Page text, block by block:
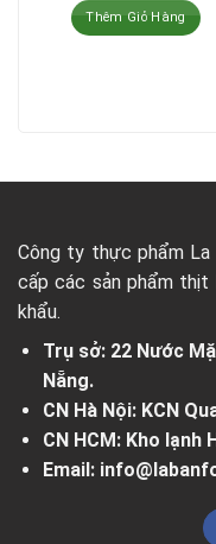
Thêm Giỏ Hàng
Công ty thực phẩm La
cấp các sản phẩm thịt
khẩu.
Trụ sở: 22 Nước
Nẵng.
CN Hà Nội: KCN
CN HCM: Kho lạnh
Email: